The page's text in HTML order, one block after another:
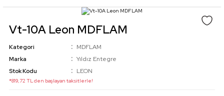
Vt-10A Leon MDFLAM
Kategori
MDFLAM
Marka
Yıldız Entegre
Stok Kodu
LEON
*819,72 TL den başlayan taksitlerle!